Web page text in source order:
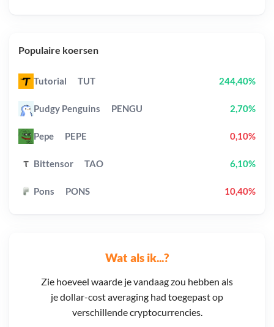
Wat als ik...?
Zie hoeveel waarde je vandaag zou hebben als
je dollar-cost averaging had toegepast op
verschillende cryptocurrencies.
Populaire koersen
Tutorial TUT 244,40%
Pudgy Penguins PENGU 2,70%
Pepe PEPE 0,10%
Bittensor TAO 6,10%
Pons PONS 10,40%